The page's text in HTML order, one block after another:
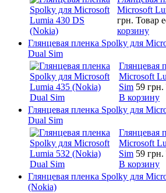
Microsoft
грн. Товар
корзину
Глянцевая пленка Spolky для
Dual Sim
Глянцевая
Microsoft
Sim 59 грн.
В корзину
Глянцевая пленка Spolky для
Dual Sim
Глянцевая
Microsoft
Sim 59 грн.
В корзину
Глянцевая пленка Spolky для
(Nokia)